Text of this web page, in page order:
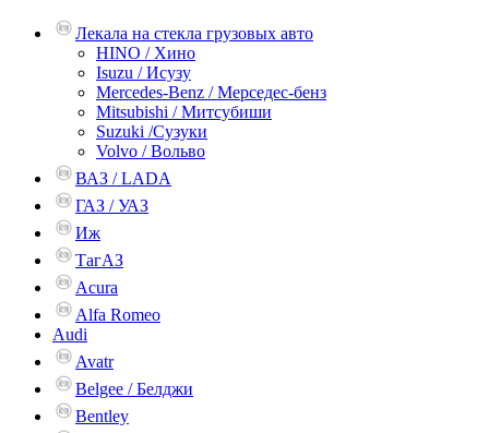
Лекала на стекла грузовых авто
HINO / Хино
Isuzu / Исузу
Mercedes-Benz / Мерседес-бенз
Mitsubishi / Митсубиши
Suzuki /Сузуки
Volvo / Вольво
ВАЗ / LADA
ГАЗ / УАЗ
Иж
ТагАЗ
Acura
Alfa Romeo
Audi
Avatr
Belgee / Белджи
Bentley